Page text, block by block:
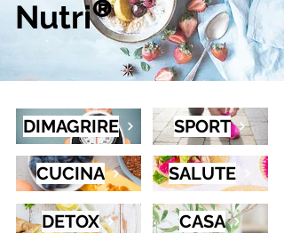
Nutri®
DIMAGRIRE SPORT
CUCINA SALUTE
DETOX CASA